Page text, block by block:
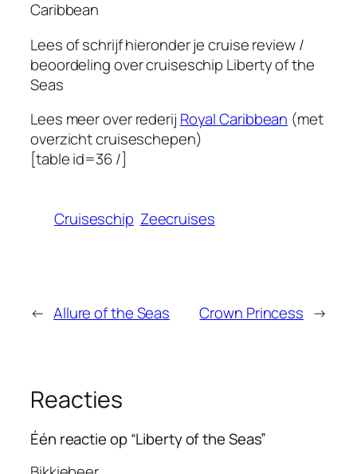
Caribbean
Lees of schrijf hieronder je cruise review /
beoordeling over cruiseschip Liberty of the
Seas
Lees meer over rederij Royal Caribbean (met
overzicht cruiseschepen)
[table id=36 /]
Cruiseschip Zeecruises
← Allure of the Seas Crown Princess →
Reacties
Één reactie op “Liberty of the Seas”